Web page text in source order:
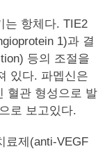
는 항체다. TIE2
1)과 결
등의 조절을
있다. 파멥신은
혈관 형성으로 발
로 보고있다.
료제(anti-VEGF